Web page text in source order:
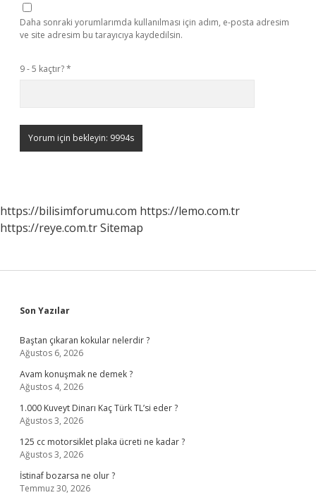
Daha sonraki yorumlarımda kullanılması için adım, e-posta adresim
ve site adresim bu tarayıcıya kaydedilsin.
9 - 5 kaçtır?*
https://bilisimforumu.com https://lemo.com.tr
https://reye.com.trSitemap
Sidebar
Son Yazılar
Baştan çıkaran kokular nelerdir ?
Ağustos 6, 2026
Avam konuşmak ne demek ?
Ağustos 4, 2026
1.000 Kuveyt Dinarı Kaç Türk TL’si eder ?
Ağustos 3, 2026
125 cc motorsiklet plaka ücreti ne kadar ?
Ağustos 3, 2026
İstinaf bozarsa ne olur ?
Temmuz 30, 2026